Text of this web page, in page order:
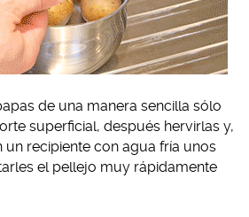
de una manera sencilla sólo
superficial, después hervirlas y,
un recipiente con agua fría unos
el pellejo muy rápidamente